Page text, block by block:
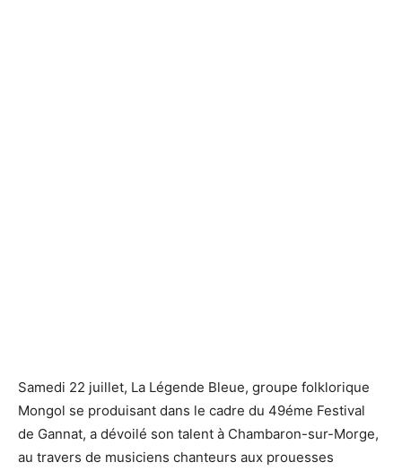
Samedi 22 juillet, La Légende Bleue, groupe folklorique
Mongol se produisant dans le cadre du 49éme Festival
de Gannat, a dévoilé son talent à Chambaron-sur-Morge,
au travers de musiciens chanteurs aux prouesses